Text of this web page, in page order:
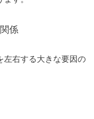
係
左右する大きな要因の